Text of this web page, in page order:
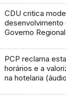
CDU critica
desenvolvimento
Governo
PCP reclama
horários e a
na hotelaria